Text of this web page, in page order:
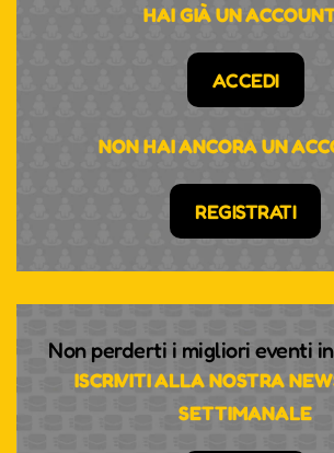
HAI GIÀ UN
ACCEDI
NON HAI ANCORA UN
REGISTRATI
Non perderti i migliori eventi
ISCRIVITI ALLA NOSTRA
SETTIMANALE